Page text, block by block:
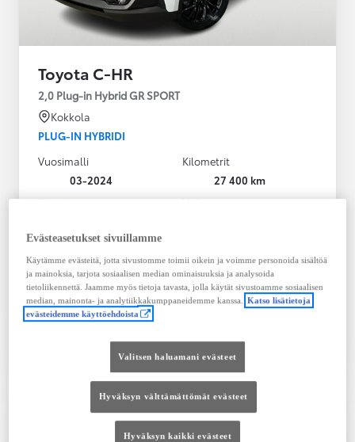
Toyota C-HR
2,0 Plug-in Hybrid GR SPORT
Kokkola
PLUG-IN HYBRIDI
Vuosimalli
03-2024
Kilometrit
27 400 km
Käyttövoima
Bensiini
Vaihteisto
Näytä lisää
36 900,00 €
Tutustu autoon
Vertaile
Evästeasetukset sivuillamme
Käytämme evästeitä, jotta sivustomme toimii oikein ja voimme personoida sisältöä
ja mainoksia, tarjota sosiaalisen median ominaisuuksia ja analysoida
tietoliikennettä. Jaamme myös tietoja tavasta, jolla käytät sivustoamme sosiaalisen
median, mainonta- ja analytiikkakumppaneidemme kanssa. Katso lisätietoja
evästeidemme käyttöehdoista
Valitsen haluamani evästeet
Hyväksyn välttämättömät evästeet
Hyväksyn kaikki evästeet